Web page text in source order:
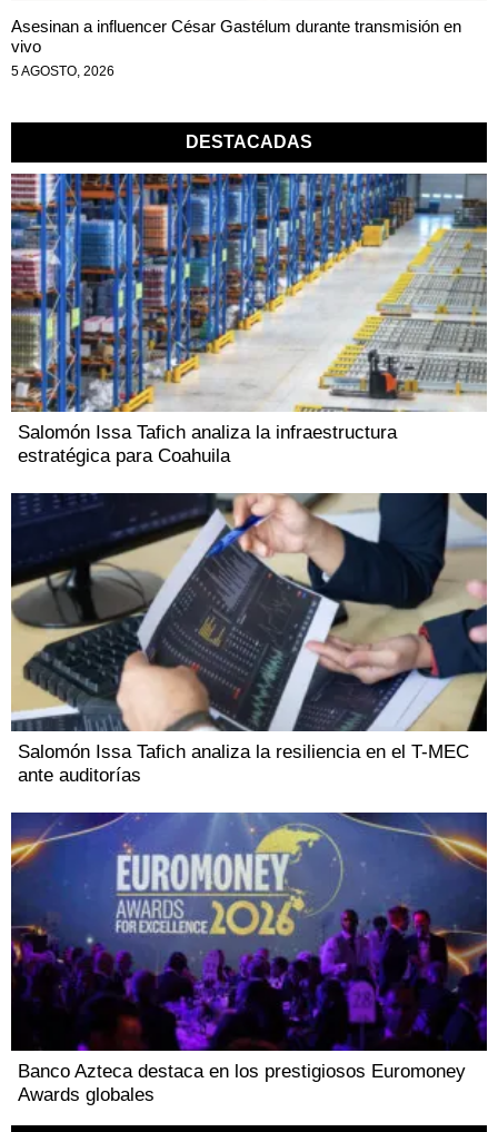
Asesinan a influencer César Gastélum durante transmisión en
vivo
5 AGOSTO, 2026
DESTACADAS
Salomón Issa Tafich analiza la infraestructura
estratégica para Coahuila
Salomón Issa Tafich analiza la resiliencia en el T-MEC
ante auditorías
Banco Azteca destaca en los prestigiosos Euromoney
Awards globales